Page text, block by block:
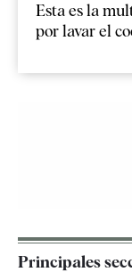
Esta es la
por lavar el
Principales